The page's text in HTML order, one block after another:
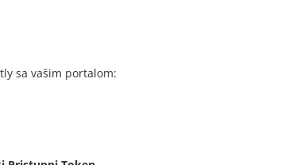
sa vašim portalom: